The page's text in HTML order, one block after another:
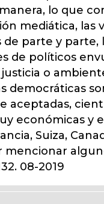
lo que
mediática, las
de parte y parte,
de políticos
o
democráticas
aceptadas,
económicas y
Suiza,
mencionar
08-2019